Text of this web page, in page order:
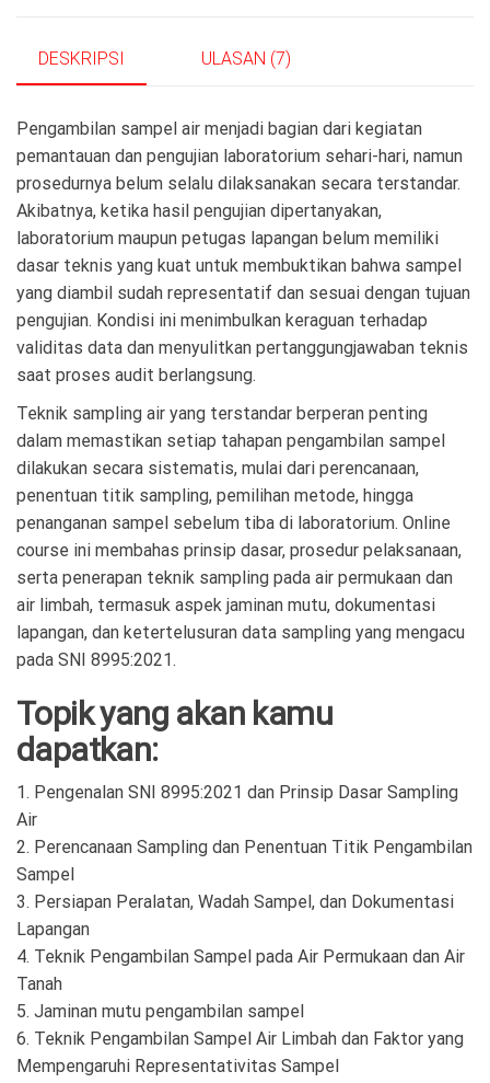
DESKRIPSI ULASAN (7)
Pengambilan sampel air menjadi bagian dari kegiatan
pemantauan dan pengujian laboratorium sehari-hari, namun
prosedurnya belum selalu dilaksanakan secara terstandar.
Akibatnya, ketika hasil pengujian dipertanyakan,
laboratorium maupun petugas lapangan belum memiliki
dasar teknis yang kuat untuk membuktikan bahwa sampel
yang diambil sudah representatif dan sesuai dengan tujuan
pengujian. Kondisi ini menimbulkan keraguan terhadap
validitas data dan menyulitkan pertanggungjawaban teknis
saat proses audit berlangsung.
Teknik sampling air yang terstandar berperan penting
dalam memastikan setiap tahapan pengambilan sampel
dilakukan secara sistematis, mulai dari perencanaan,
penentuan titik sampling, pemilihan metode, hingga
penanganan sampel sebelum tiba di laboratorium. Online
course ini membahas prinsip dasar, prosedur pelaksanaan,
serta penerapan teknik sampling pada air permukaan dan
air limbah, termasuk aspek jaminan mutu, dokumentasi
lapangan, dan ketertelusuran data sampling yang mengacu
pada SNI 8995:2021.
Topik yang akan kamu
dapatkan:
1. Pengenalan SNI 8995:2021 dan Prinsip Dasar Sampling
Air
2. Perencanaan Sampling dan Penentuan Titik Pengambilan
Sampel
3. Persiapan Peralatan, Wadah Sampel, dan Dokumentasi
Lapangan
4. Teknik Pengambilan Sampel pada Air Permukaan dan Air
Tanah
5. Jaminan mutu pengambilan sampel
6. Teknik Pengambilan Sampel Air Limbah dan Faktor yang
Mempengaruhi Representativitas Sampel